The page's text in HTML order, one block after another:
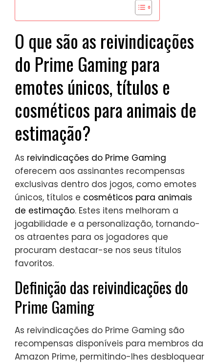
O que são as reivindicações
do Prime Gaming para
emotes únicos, títulos e
cosméticos para animais de
estimação?
As reivindicações do Prime Gaming
oferecem aos assinantes recompensas
exclusivas dentro dos jogos, como emotes
únicos, títulos e cosméticos para animais
de estimação. Estes itens melhoram a
jogabilidade e a personalização, tornando-
os atraentes para os jogadores que
procuram destacar-se nos seus títulos
favoritos.
Definição das reivindicações do
Prime Gaming
As reivindicações do Prime Gaming são
recompensas disponíveis para membros da
Amazon Prime, permitindo-lhes desbloquear